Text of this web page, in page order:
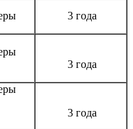
3 года
3 года
3 года